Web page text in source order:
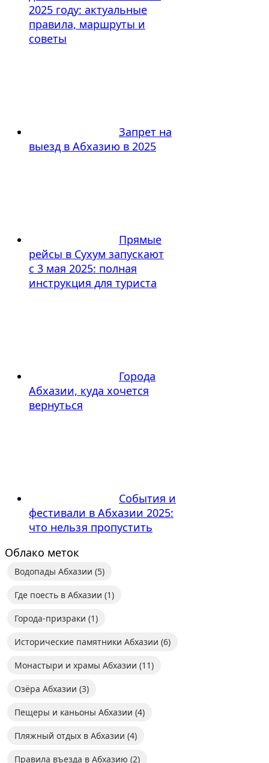
2025 году: актуальные
правила, маршруты и
советы
Запрет на
выезд в Абхазию в 2025
Прямые
рейсы в Сухум запускают
с 3 мая 2025: полная
инструкция для туриста
Города
Абхазии, куда хочется
вернуться
События и
фестивали в Абхазии 2025:
что нельзя пропустить
Облако меток
Водопады Абхазии (5)
Где поесть в Абхазии (1)
Города-призраки (1)
Исторические памятники Абхазии (6)
Монастыри и храмы Абхазии (11)
Озёра Абхазии (3)
Пещеры и каньоны Абхазии (4)
Пляжный отдых в Абхазии (4)
Правила въезда в Абхазию (2)